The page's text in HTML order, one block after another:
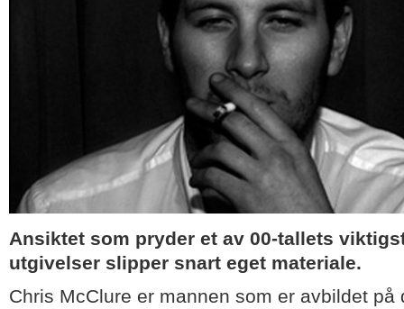
Ansiktet som pryder et av 00-tallets
utgivelser slipper snart eget materiale.
Chris McClure er mannen som er avbildet på